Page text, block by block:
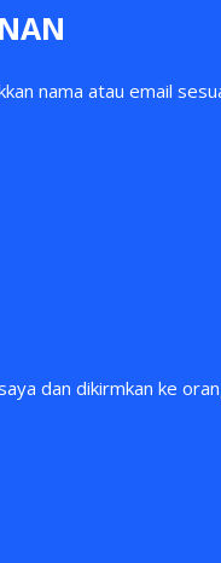
nama atau email
dan dikirmkan ke